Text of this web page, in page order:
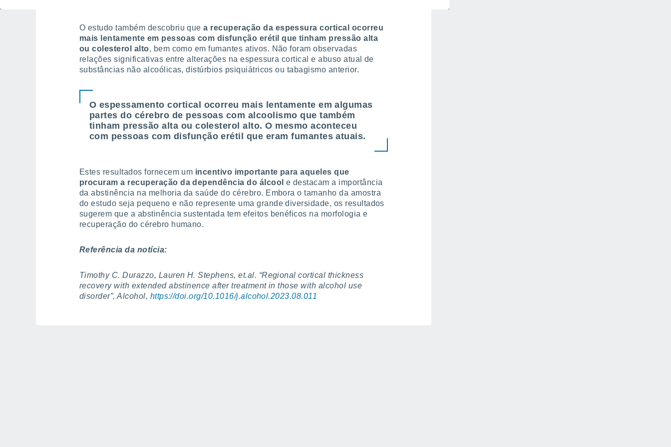
O estudo também descobriu quea recuperação da espessura cortical ocorreu
mais lentamente em pessoas com disfunção erétil que tinham pressão alta
ou colesterol alto, bem como em fumantes ativos. Não foram observadas
relações significativas entre alterações na espessura cortical e abuso atual de
substâncias não alcoólicas, distúrbios psiquiátricos ou tabagismo anterior.
O espessamento cortical ocorreu mais lentamente em algumas
partes do cérebro de pessoas com alcoolismo que também
tinham pressão alta ou colesterol alto. O mesmo aconteceu
com pessoas com disfunção erétil que eram fumantes atuais.
Estes resultados fornecem um incentivo importante para aqueles que
procuram a recuperação da dependência do álcool e destacam a importância
da abstinência na melhoria da saúde do cérebro. Embora o tamanho da amostra
do estudo seja pequeno e não represente uma grande diversidade, os resultados
sugerem que a abstinência sustentada tem efeitos benéficos na morfologia e
recuperação do cérebro humano.
Referência da notícia:
Timothy C. Durazzo, Lauren H. Stephens, et.al. “Regional cortical thickness
recovery with extended abstinence after treatment in those with alcohol use
disorder”, Alcohol, https://doi.org/10.1016/j.alcohol.2023.08.011